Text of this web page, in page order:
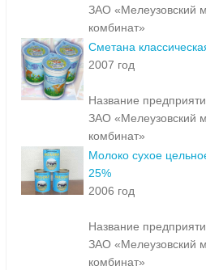
ЗАО «Мелеузовский
комбинат»
Сметана
2007 год
Название
ЗАО «Мелеузовский
комбинат»
Молоко сухое
25%
2006 год
Название
ЗАО «Мелеузовский
комбинат»